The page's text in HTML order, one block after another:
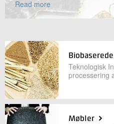
Anne Maria Hansen
Innovationschef
Produktion og Fødevarer
+45 72 20 19 16
Send e-mail
Read more
Teknologisk
processering
Møbler